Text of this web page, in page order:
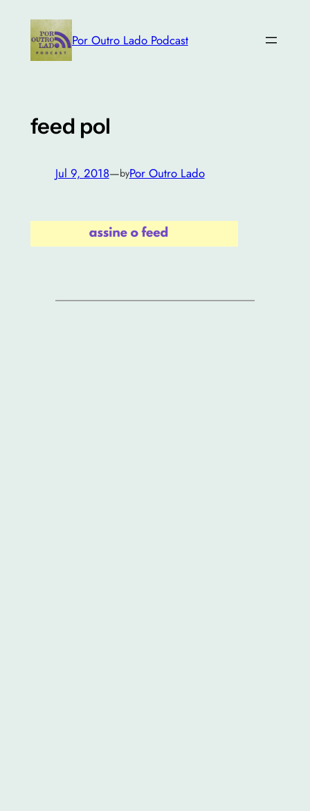
content
Por Outro Lado Podcast
feed pol
Jul 9, 2018—byPor Outro Lado